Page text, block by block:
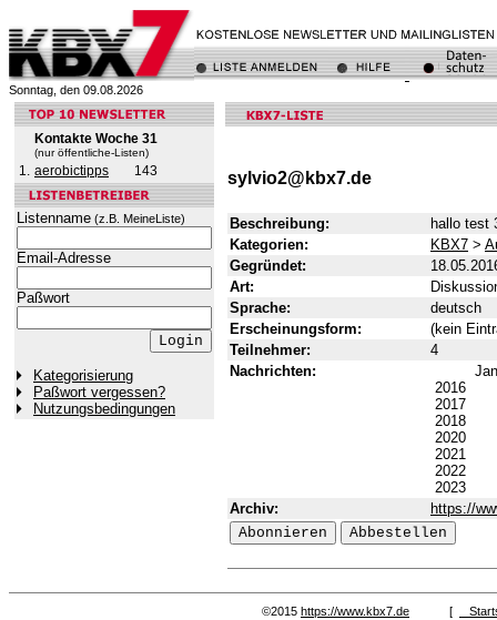
Sonntag, den 09.08.2026
Kontakte Woche 31
(nur öffentliche-Listen)
1. aerobictipps 143
Listenname (z.B. MeineListe)
Email-Adresse
Paßwort
Kategorisierung
Paßwort vergessen?
Nutzungsbedingungen
sylvio2@kbx7.de
Beschreibung:
hallo test
Kategorien:
KBX7 >
Gegründet:
Art:
Sprache:
deutsch
Erscheinungsform:
(kein
Teilnehmer:
4
Nachrichten:
2016
2017
2018
2020
2021
2022
2023
Archiv:
https://
©2015 https://www.kbx7.de [